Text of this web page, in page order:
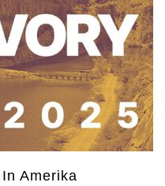
Amerika